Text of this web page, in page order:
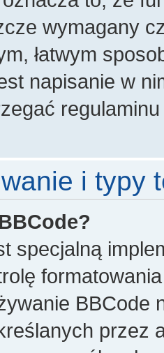
wymagany
łatwym
napisanie w
i typy
specjalną
BBCode
przez